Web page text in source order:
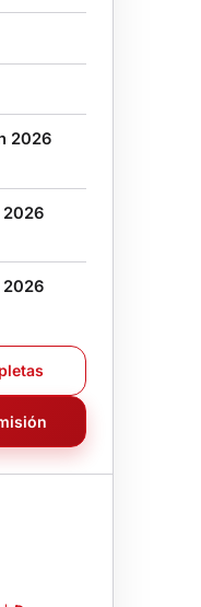
2026
2026
2026